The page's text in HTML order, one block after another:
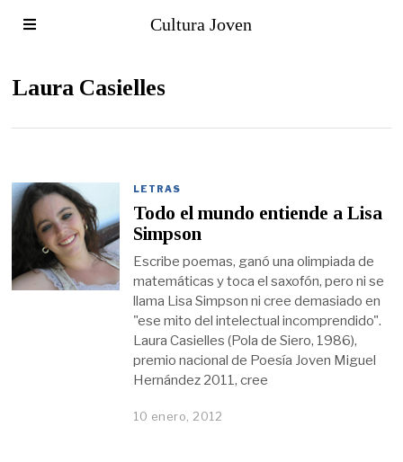
Cultura Joven
Laura Casielles
LETRAS
Todo el mundo entiende a Lisa
Simpson
Escribe poemas, ganó una olimpiada de
matemáticas y toca el saxofón, pero ni se
llama Lisa Simpson ni cree demasiado en
"ese mito del intelectual incomprendido".
Laura Casielles (Pola de Siero, 1986),
premio nacional de Poesía Joven Miguel
Hernández 2011, cree
10 enero, 2012